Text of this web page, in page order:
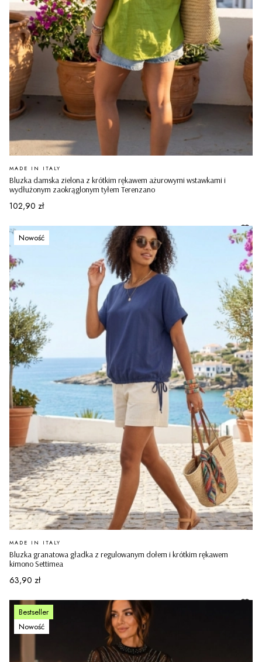
Bluzka damska zielona z krótkim rękawem ażurowymi wstawkami i
wydłużonym zaokrąglonym tyłem Terenzano
PRODUCENT
MADE IN ITALY
Cena
102,90 zł
Nowość
Bluzka granatowa gładka z regulowanym dołem i krótkim rękawem
kimono Settimea
PRODUCENT
MADE IN ITALY
Cena
63,90 zł
Bestseller
Nowość